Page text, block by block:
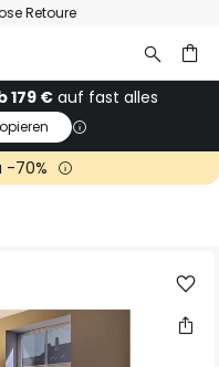
Retoure
179 € auf fast alles
-70%